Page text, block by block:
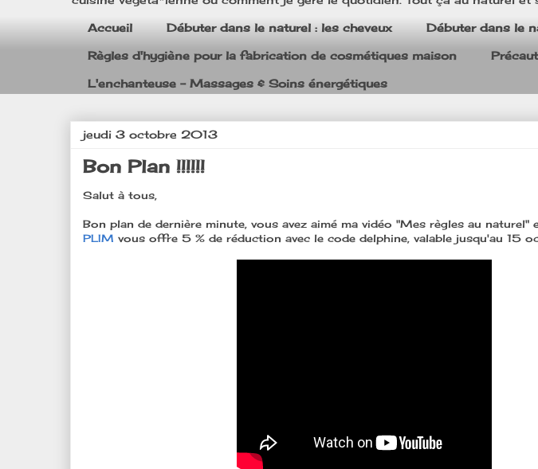
Accueil Débuter dans le naturel : les cheveux Débuter dans le
Règles d'hygiène pour la fabrication de cosmétiques maison
L'enchanteuse - Massages & Soins énergétiques
jeudi 3 octobre 2013
Bon Plan !!!!!!
Salut à tous,
Bon plan de dernière minute, vous avez aimé ma vidéo "Mes règles au naturel"
PLIM vous offre 5 % de réduction avec le code delphine, valable jusqu'au 15